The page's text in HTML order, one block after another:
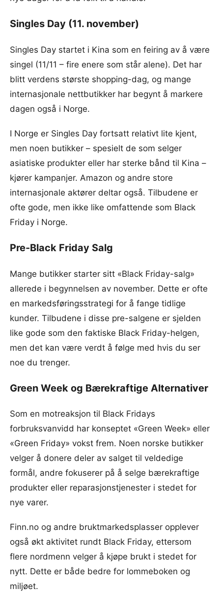
Singles Day (11. november)
Singles Day startet i Kina som en feiring av å være
singel (11/11 – fire enere som står alene). Det har
blitt verdens største shopping-dag, og mange
internasjonale nettbutikker har begynt å markere
dagen også i Norge.
I Norge er Singles Day fortsatt relativt lite kjent,
men noen butikker – spesielt de som selger
asiatiske produkter eller har sterke bånd til Kina –
kjører kampanjer. Amazon og andre store
internasjonale aktører deltar også. Tilbudene er
ofte gode, men ikke like omfattende som Black
Friday i Norge.
Pre-Black Friday Salg
Mange butikker starter sitt «Black Friday-salg»
allerede i begynnelsen av november. Dette er ofte
en markedsføringsstrategi for å fange tidlige
kunder. Tilbudene i disse pre-salgene er sjelden
like gode som den faktiske Black Friday-helgen,
men det kan være verdt å følge med hvis du ser
noe du trenger.
Green Week og Bærekraftige Alternativer
Som en motreaksjon til Black Fridays
forbruksvanvidd har konseptet «Green Week» eller
«Green Friday» vokst frem. Noen norske butikker
velger å donere deler av salget til veldedige
formål, andre fokuserer på å selge bærekraftige
produkter eller reparasjonstjenester i stedet for
nye varer.
Finn.no og andre bruktmarkedsplasser opplever
også økt aktivitet rundt Black Friday, ettersom
flere nordmenn velger å kjøpe brukt i stedet for
nytt. Dette er både bedre for lommeboken og
miljøet.